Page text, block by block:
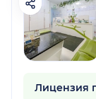
Лицензия